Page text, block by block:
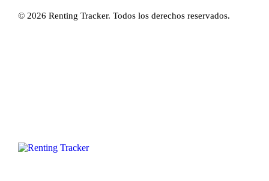
© 2026 Renting Tracker. Todos los derechos reservados.